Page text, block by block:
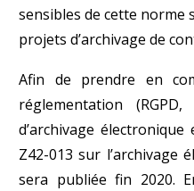
sensibles de cette
projets d’archivage de
Afin de prendre en
réglementation
d’archivage
Z42-013 sur l’archivage
sera publiée fin 2020.